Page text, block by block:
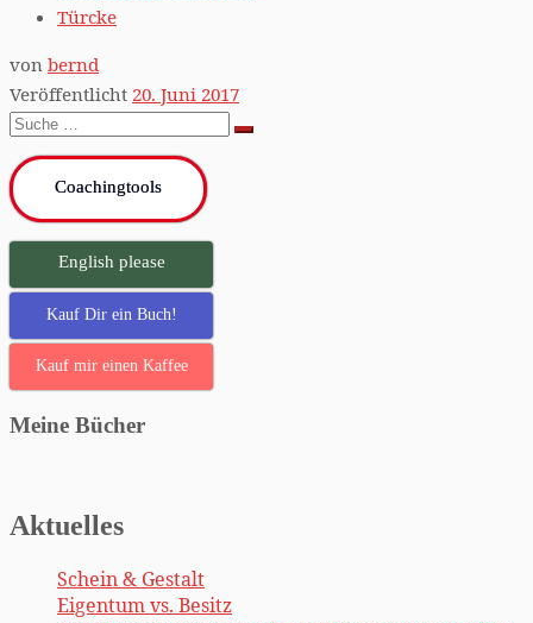
Türcke
von bernd
Veröffentlicht 20. Juni 2017
Suche
Suche
Coachingtools
English please
Kauf Dir ein Buch!
Kauf mir einen Kaffee
Meine Bücher
Aktuelles
Schein & Gestalt
Eigentum vs. Besitz